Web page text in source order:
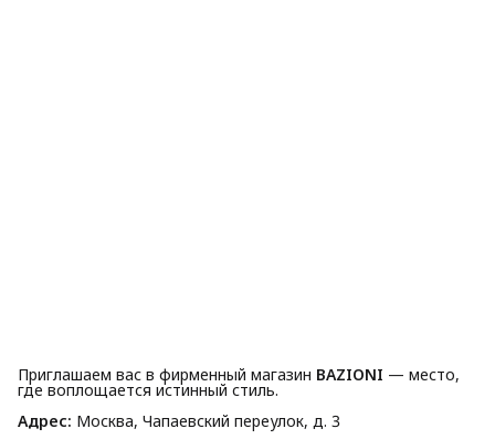
Приглашаем вас в фирменный магазин BAZIONI — место,
где воплощается истинный стиль.
Адрес: Москва, Чапаевский переулок, д. 3